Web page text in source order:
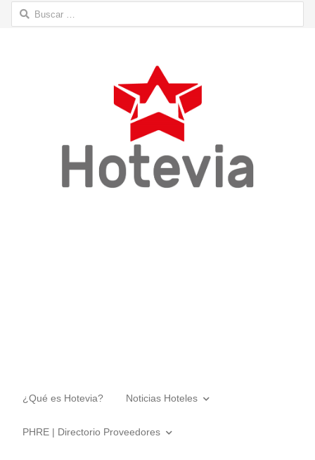
Buscar:
¿Qué es Hotevia? Noticias Hoteles
PHRE | Directorio Proveedores